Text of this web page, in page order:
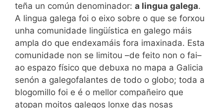
teña un común denominador: a lingua galega.
A lingua galega foi o eixo sobre o que se forxou
unha comunidade lingüística en galego máis
ampla do que endexamáis fora imaxinada. Esta
comunidade non se limitou –de feito non o fai–
ao espazo físico que debuxa no mapa a Galicia
senón a galegofalantes de todo o globo; toda a
blogomillo foi e é o mellor compañeiro que
atopan moitos galegos lonxe das nosas